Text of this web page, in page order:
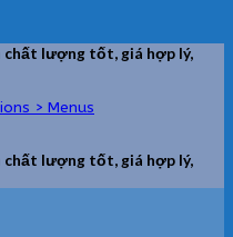
chất lượng tốt, giá hợp lý,
> Menus
chất lượng tốt, giá hợp lý,